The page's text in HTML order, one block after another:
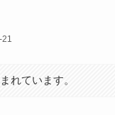
21
れています。